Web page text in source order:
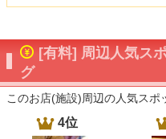
[有料] 周辺人気ス
グ
このお店(施設)周辺の人気スポ
4位